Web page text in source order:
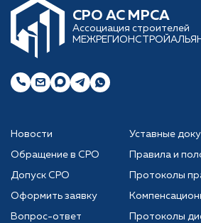
CРО АС МРСА
Ассоциация строителей
Новости
Обращение в СРО
Допуск СРО
Оформить заявку
Вопрос-ответ
Уставные
Правила и
Протоколы
Протоколы